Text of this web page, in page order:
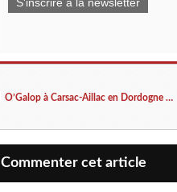
O’Galop à Carsac-Aillac en Dordogne cet été
Commenter cet article